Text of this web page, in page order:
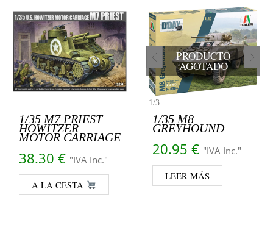
1/35 M7 PRIEST
HOWITZER
MOTOR CARRIAGE
38.30 € "IVA Inc."
A LA CESTA
1/3
PRODUCTO
AGOTADO
1/35 M8
GREYHOUND
20.95 € "IVA Inc."
LEER MÁS